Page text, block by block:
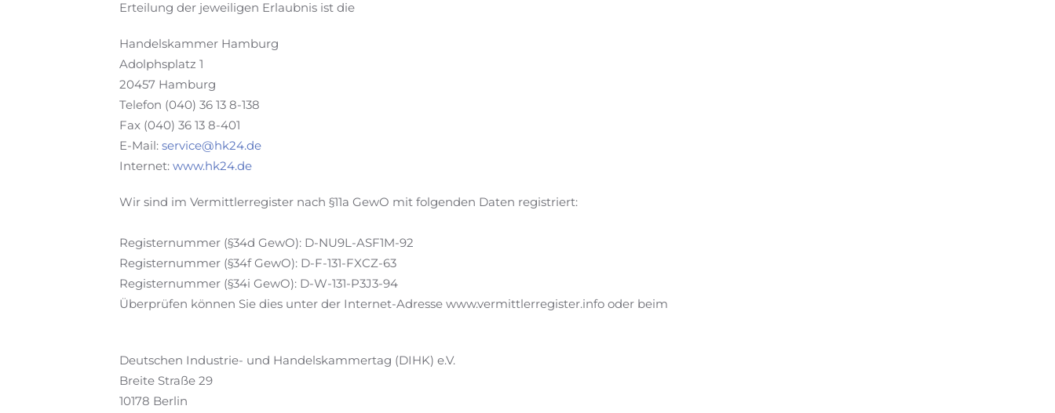
Erteilung der jeweiligen Erlaubnis ist die
Handelskammer Hamburg
Adolphsplatz 1
20457 Hamburg
Telefon (040) 36 13 8-138
Fax (040) 36 13 8-401
E-Mail: service@hk24.de
Internet: www.hk24.de
Wir sind im Vermittlerregister nach §11a GewO mit folgenden Daten registriert:
Registernummer (§34d GewO): D-NU9L-ASF1M-92
Registernummer (§34f GewO): D-F-131-FXCZ-63
Registernummer (§34i GewO): D-W-131-P3J3-94
Überprüfen können Sie dies unter der Internet-Adresse www.vermittlerregister.info oder beim
Deutschen Industrie- und Handelskammertag (DIHK) e.V.
Breite Straße 29
10178 Berlin